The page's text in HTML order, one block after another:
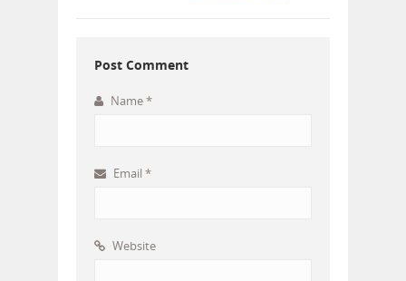
Post Comment
Name*
Email *
Website